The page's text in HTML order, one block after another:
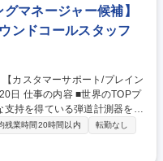
順書に基づく設定変更/構成変
で活躍
マネージャー候補】
ンドコールスタッフ
プ
持を得ている弾道計測器を販
ョンのプレイングマネージャ
イヤホンで聞いて学ぶ機会を
残業時間20時間以内
転勤なし